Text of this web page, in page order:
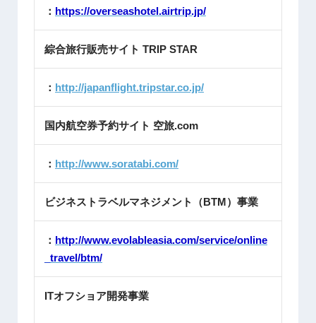
： https://overseashotel.airtrip.jp/
綜合旅行販売サイト TRIP STAR
： http://japanflight.tripstar.co.jp/
国内航空券予約サイト 空旅.com
： http://www.soratabi.com/
ビジネストラベルマネジメント（BTM）事業
： http://www.evolableasia.com/service/online
_travel/btm/
ITオフショア開発事業